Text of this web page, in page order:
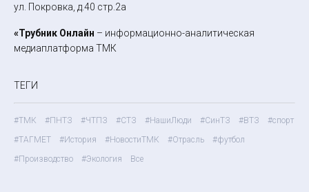
ул. Покровка, д.40 стр.2а
«Трубник Онлайн – информационно-аналитическая
медиаплатформа ТМК
ТЕГИ
#ТМК #ПНТЗ #ЧТПЗ #СТЗ #НашиЛюди #СинТЗ #ВТЗ
#спорт
#ТАГМЕТ
#История #НовостиТМК #Отрасль
#футбол
#Производство
#Экология Все